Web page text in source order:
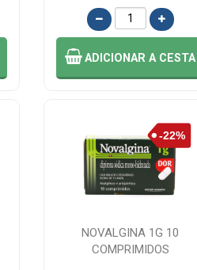
ADICIONARA CESTA
NOVALGINA 1G 10
COMPRIMIDOS